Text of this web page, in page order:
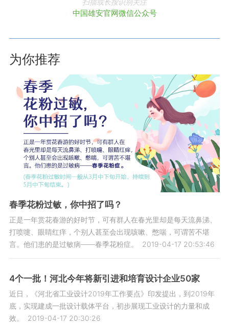
中国雄安官网微信公众号
为你推荐
春季花粉过敏，你中招了吗？
正是一年赏花春游的好时节，可有群人在春光里却是每天流鼻涕、
打喷嚏、眼睛红痒，个别人甚至会出现咳嗽、憋喘，可谓苦不堪
言。他们患的是过敏病——春季花粉症。
2019-04-17 20:53:46
4个一批！河北今年将新引进和培育设计企业50家
近日，《河北省工业设计2019年工作要点》印发提出，到2019年
底，实现建成一批设计载体平台，初步展现工业设计的力量和成
效。
2019-04-17 20:30:26